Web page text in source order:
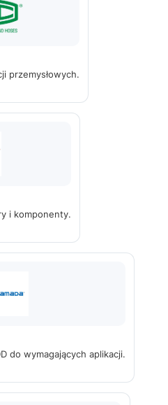
przemysłowych.
i komponenty.
do wymagających aplikacji.